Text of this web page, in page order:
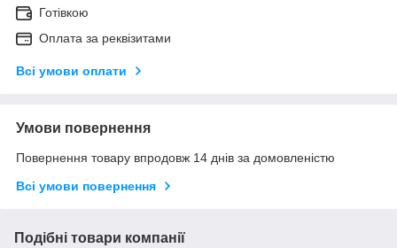
Готівкою
Оплата за реквізитами
Всі умови оплати
Умови повернення
Повернення товару впродовж 14 днів за домовленістю
Всі умови повернення
Подібні товари компанії